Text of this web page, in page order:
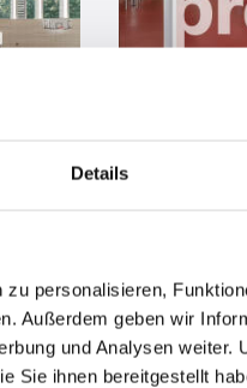
Details
personalisieren,
Außerdem geben wir
und Analysen weiter.
Sie ihnen bereitgestellt